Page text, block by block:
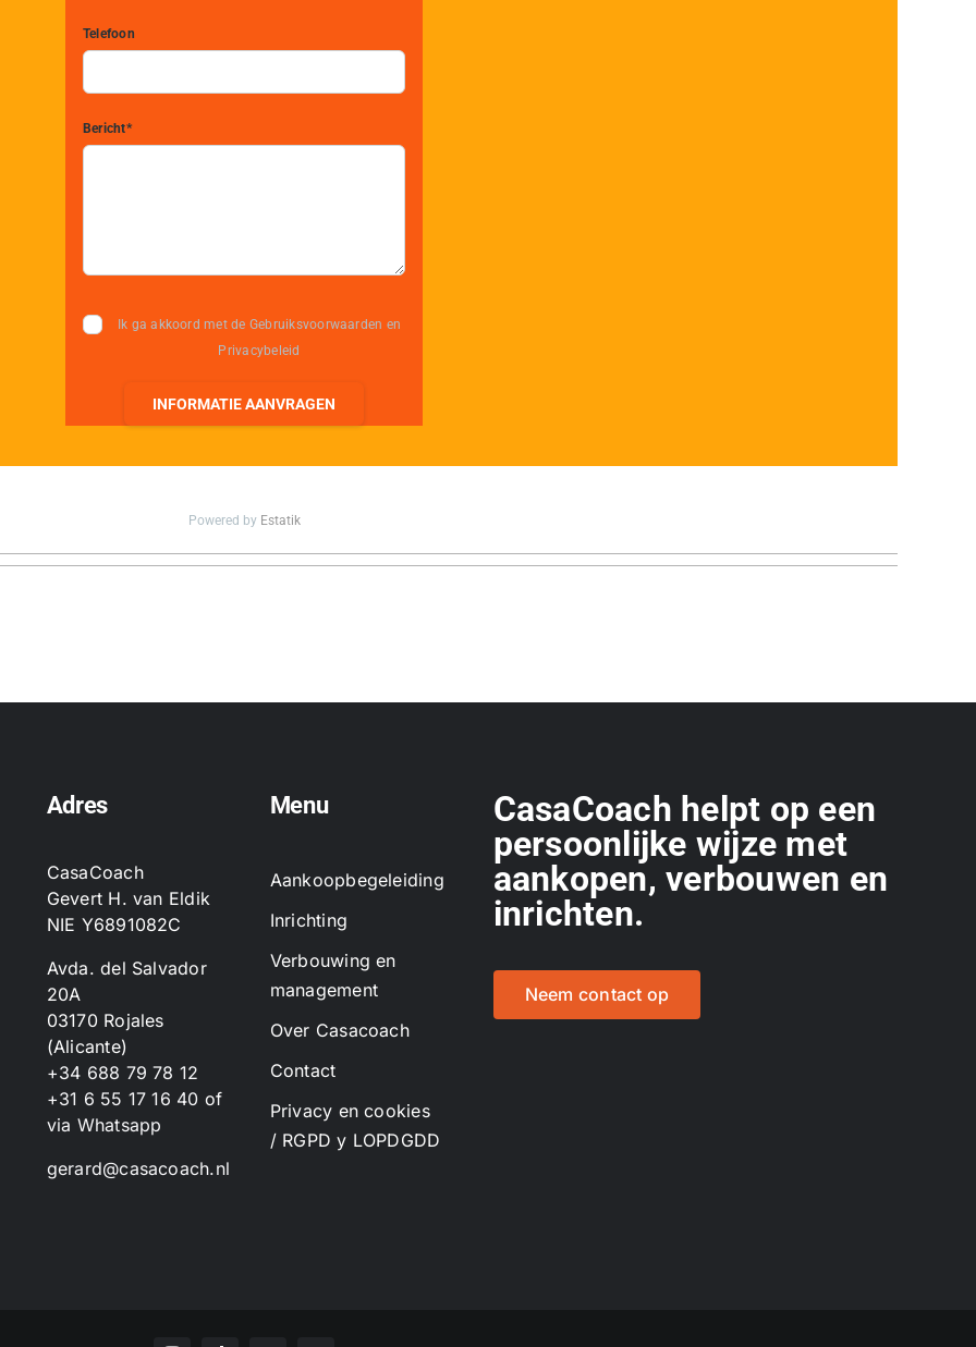
Telefoon
Bericht*
Ik ga akkoord met de Gebruiksvoorwaarden en
Privacybeleid
INFORMATIE AANVRAGEN
Powered by Estatik
Adres
CasaCoach
Gevert H. van Eldik
NIE Y6891082C
Avda. del Salvador
20A
03170 Rojales
(Alicante)
+34 688 79 78 12
+31 6 55 17 16 40 of
via Whatsapp
gerard@casacoach.nl
Menu
Aankoopbegeleiding
Inrichting
Verbouwing en
management
Over Casacoach
Contact
Privacy en cookies
/ RGPD y LOPDGDD
CasaCoach helpt op een
persoonlijke wijze met
aankopen, verbouwen en
inrichten.
Neem contact op